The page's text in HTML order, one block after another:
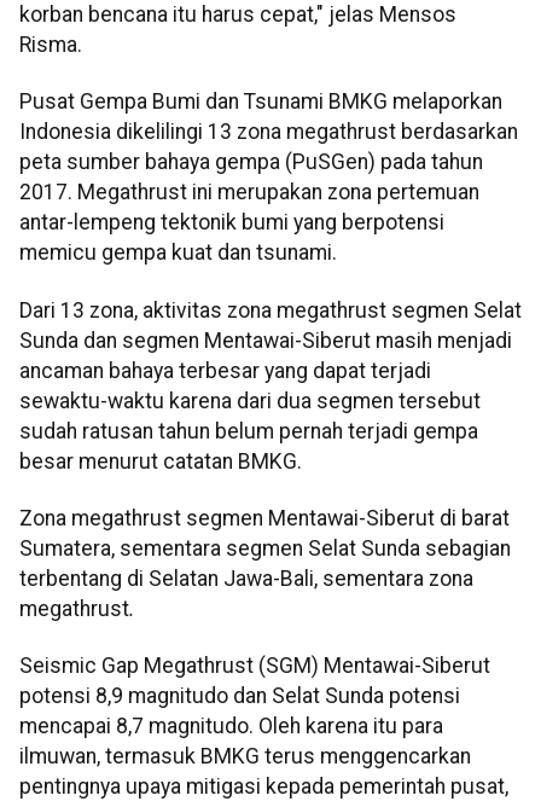
korban bencana itu harus cepat," jelas Mensos
Risma.
Pusat Gempa Bumi dan Tsunami BMKG melaporkan
Indonesia dikelilingi 13 zona megathrust berdasarkan
peta sumber bahaya gempa (PuSGen) pada tahun
2017. Megathrust ini merupakan zona pertemuan
antar-lempeng tektonik bumi yang berpotensi
memicu gempa kuat dan tsunami.
Dari 13 zona, aktivitas zona megathrust segmen Selat
Sunda dan segmen Mentawai-Siberut masih menjadi
ancaman bahaya terbesar yang dapat terjadi
sewaktu-waktu karena dari dua segmen tersebut
sudah ratusan tahun belum pernah terjadi gempa
besar menurut catatan BMKG.
Zona megathrust segmen Mentawai-Siberut di barat
Sumatera, sementara segmen Selat Sunda sebagian
terbentang di Selatan Jawa-Bali, sementara zona
megathrust.
Seismic Gap Megathrust (SGM) Mentawai-Siberut
potensi 8,9 magnitudo dan Selat Sunda potensi
mencapai 8,7 magnitudo. Oleh karena itu para
ilmuwan, termasuk BMKG terus menggencarkan
pentingnya upaya mitigasi kepada pemerintah pusat,